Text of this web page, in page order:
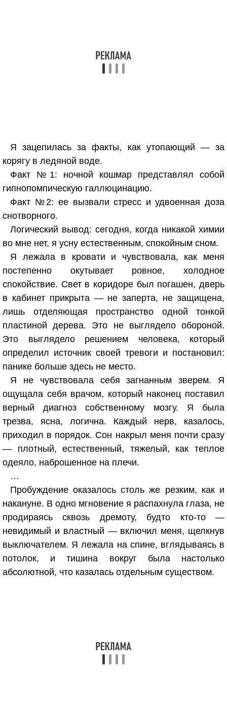
Я зацепилась за факты, как утопающий — за
корягу в ледяной воде.
Факт №1: ночной кошмар представлял собой
гипнопомпическую галлюцинацию.
Факт №2: ее вызвали стресс и удвоенная доза
снотворного.
Логический вывод: сегодня, когда никакой химии
во мне нет, я усну естественным, спокойным сном.
Я лежала в кровати и чувствовала, как меня
постепенно окутывает ровное, холодное
спокойствие. Свет в коридоре был погашен, дверь
в кабинет прикрыта — не заперта, не защищена,
лишь отделяющая пространство одной тонкой
пластиной дерева. Это не выглядело обороной.
Это выглядело решением человека, который
определил источник своей тревоги и постановил:
панике больше здесь не место.
Я не чувствовала себя загнанным зверем. Я
ощущала себя врачом, который наконец поставил
верный диагноз собственному мозгу. Я была
трезва, ясна, логична. Каждый нерв, казалось,
приходил в порядок. Сон накрыл меня почти сразу
— плотный, естественный, тяжелый, как теплое
одеяло, наброшенное на плечи.
…
Пробуждение оказалось столь же резким, как и
накануне. В одно мгновение я распахнула глаза, не
продираясь сквозь дремоту, будто кто-то —
невидимый и властный — включил меня, щелкнув
выключателем. Я лежала на спине, вглядываясь в
потолок, и тишина вокруг была настолько
абсолютной, что казалась отдельным существом.